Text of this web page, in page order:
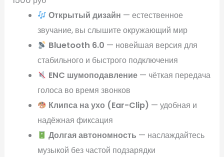
Открытый дизайн — естественное
звучание, вы слышите окружающий мир
Bluetooth 6.0 — новейшая версия для
стабильного и быстрого подключения
ENC шумоподавление — чёткая передача
голоса во время звонков
Клипса на ухо (Ear-Clip) — удобная и
надёжная фиксация
Долгая автономность — наслаждайтесь
музыкой без частой подзарядки